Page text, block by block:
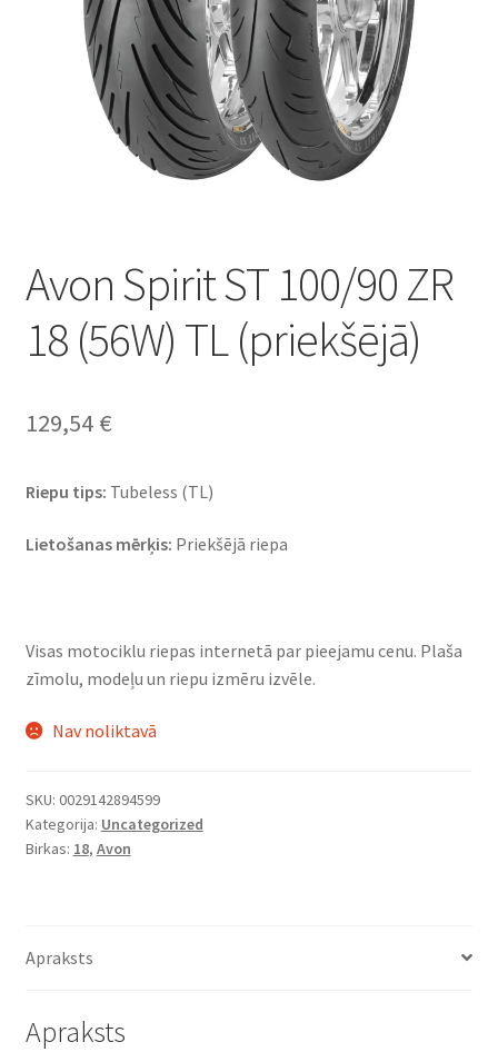
Avon Spirit ST 100/90 ZR
18 (56W) TL (priekšējā)
129,54 €
Riepu tips: Tubeless (TL)
Lietošanas mērķis: Priekšējā riepa
Visas motociklu riepas internetā par pieejamu cenu. Plaša
zīmolu, modeļu un riepu izmēru izvēle.
Nav noliktavā
SKU: 0029142894599
Kategorija: Uncategorized
Birkas: 18, Avon
Apraksts
Apraksts